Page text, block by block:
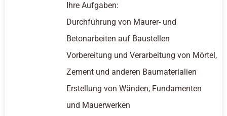
Ihre Aufgaben:
Durchführung von Maurer- und
Betonarbeiten auf Baustellen
Vorbereitung und Verarbeitung von Mörtel,
Zement und anderen Baumaterialien
Erstellung von Wänden, Fundamenten
und Mauerwerken